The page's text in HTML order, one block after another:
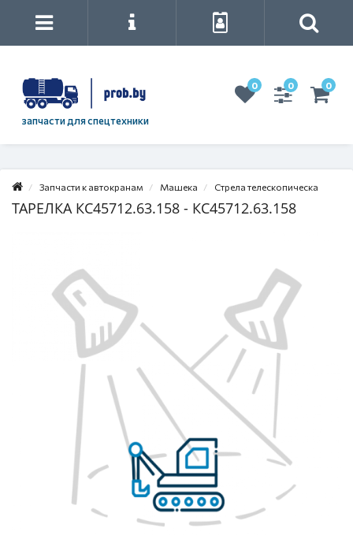
запчасти для спецтехники
0 0 0
Запчасти к автокранам Машека Стрела телескопическа
ТАРЕЛКА КС45712.63.158 - КС45712.63.158